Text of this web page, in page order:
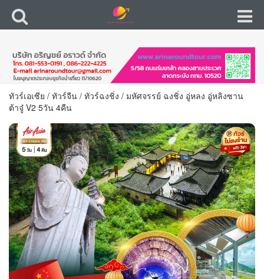
ทัวร์เอเซีย / ทัวร์จีน / ทัวร์ฉงชิ่ง / มหัศจรรย์ ฉงชิ่ง อู่หลง อู่หลิงซาน
ต้าจู๋ V2 5วัน 4คืน